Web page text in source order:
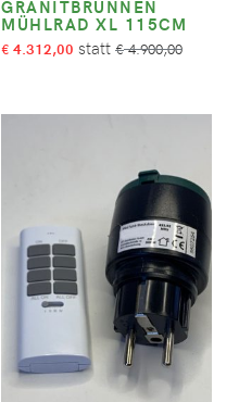
GRANITBRUNNEN
MÜHLRAD XL 115CM
€ 4.312,00 €4.900,00